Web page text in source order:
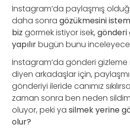
İnstagram’da paylaşmış
daha sonra gözükmesini
biz görmek istiyor isek, gönderi
yapılırbugün bunu
İnstagram’da gönderi gizleme
diyen arkadaşlar için,
gönderiyi ileride canımız
zaman sonra ben neden
oluyor, peki ya silmek yerine
olur?